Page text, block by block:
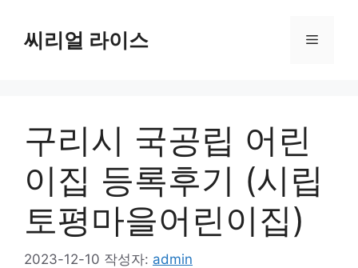
씨리얼 라이스 메
구리시 국공립 어린
이집 등록후기 (시립
토평마을어린이집)
2023-12-10 작성자: admin